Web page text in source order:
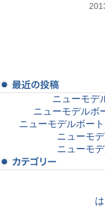
ニューモデ
ニューモデルボ
ニューモデルボー
ニューモ
ニューモ